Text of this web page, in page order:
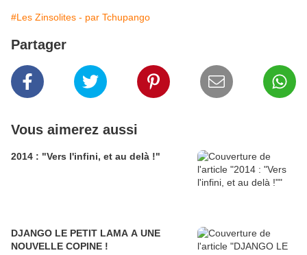
#Les Zinsolites - par Tchupango
Partager
Vous aimerez aussi
2014 : "Vers l'infini, et au delà !"
DJANGO LE PETIT LAMA A UNE
NOUVELLE COPINE !